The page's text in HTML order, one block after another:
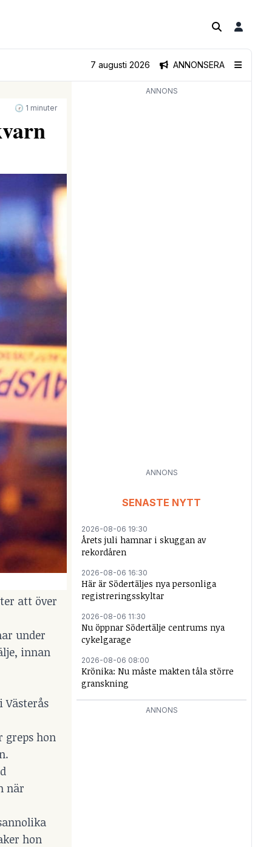
ANNONSERA
7 augusti 2026
🕝 1 minuter
att över
under
innan
greps hon
när
hon
ANNONS
ANNONS
SENASTE NYTT
2026-08-06 19:30
Årets juli hamnar i skuggan av
rekordåren
2026-08-06 16:30
Här är Södertäljes nya personliga
registreringsskyltar
2026-08-06 11:30
Nu öppnar Södertälje centrums nya
cykelgarage
2026-08-06 08:00
Krönika: Nu måste makten tåla större
granskning
ANNONS